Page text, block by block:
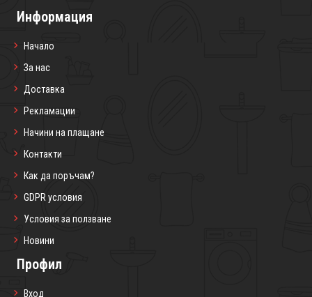
Информация
Начало
За нас
Доставка
Рекламации
Начини на плащане
Контакти
Как да поръчам?
GDPR условия
Условия за ползване
Новини
Профил
Вход